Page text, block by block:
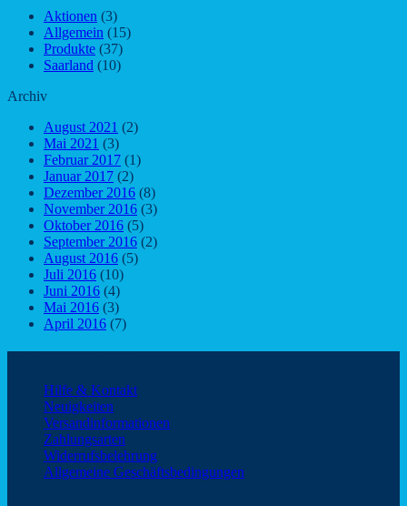
Aktionen (3)
Allgemein (15)
Produkte (37)
Saarland (10)
Archiv
August 2021 (2)
Mai 2021 (3)
Februar 2017 (1)
Januar 2017 (2)
Dezember 2016 (8)
November 2016 (3)
Oktober 2016 (5)
September 2016 (2)
August 2016 (5)
Juli 2016 (10)
Juni 2016 (4)
Mai 2016 (3)
April 2016 (7)
Hilfe & Kontakt
Neuigkeiten
Versandinformationen
Zahlungsarten
Widerrufsbelehrung
Allgemeine Geschäftsbedingungen